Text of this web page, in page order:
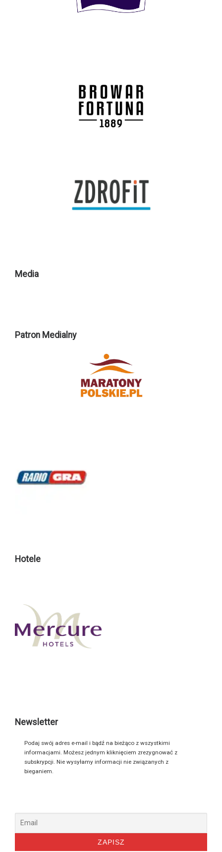
Media
Patron Medialny
Hotele
Newsletter
Podaj swój adres e-mail i bądź na bieżąco z wszystkimi
informacjami. Możesz jednym kliknięciem zrezygnować z
subskrypcji. Nie wysyłamy informacji nie związanych z
bieganiem.